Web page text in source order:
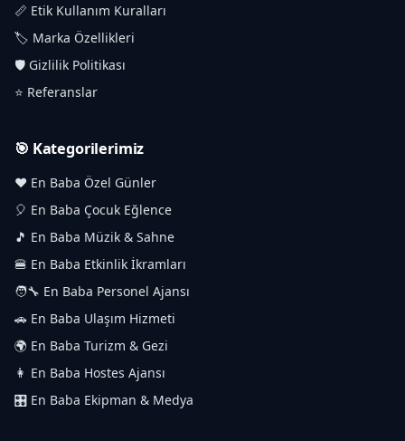
📏 Etik Kullanım Kuralları
🏷️ Marka Özellikleri
🛡️ Gizlilik Politikası
⭐ Referanslar
🎯 Kategorilerimiz
❤️ En Baba Özel Günler
🎈 En Baba Çocuk Eğlence
🎵 En Baba Müzik & Sahne
🍔 En Baba Etkinlik İkramları
🧑‍🔧 En Baba Personel Ajansı
🚗 En Baba Ulaşım Hizmeti
🌍 En Baba Turizm & Gezi
👩 En Baba Hostes Ajansı
🎛️ En Baba Ekipman & Medya